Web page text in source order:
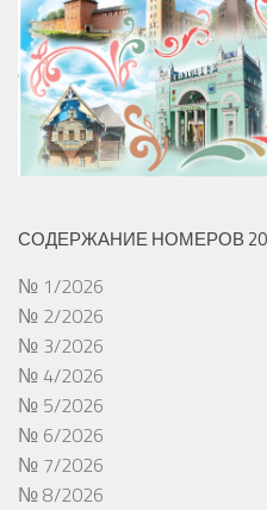
СОДЕРЖАНИЕ НОМЕРОВ
№ 1/2026
№ 2/2026
№ 3/2026
№ 4/2026
№ 5/2026
№ 6/2026
№ 7/2026
№ 8/2026